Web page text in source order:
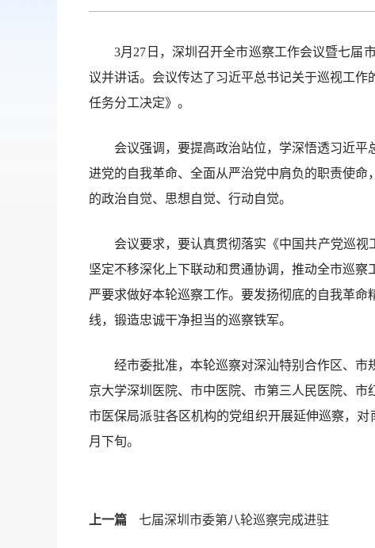
3月27日，深圳召开全市巡察工作会议暨七届市
议并讲话。会议传达了习近平总书记关于巡视工
任务分工决定》。
会议强调，要提高政治站位，学深悟透习近平
进党的自我革命、全面从严治党中肩负的职责使
的政治自觉、思想自觉、行动自觉。
会议要求，要认真贯彻落实《中国共产党巡视工
坚定不移深化上下联动和贯通协调，推动全市巡
严要求做好本轮巡察工作。要发扬彻底的自我革
线，锻造忠诚干净担当的巡察铁军。
经市委批准，本轮巡察对深汕特别合作区、市
京大学深圳医院、市中医院、市第三人民医院、市
市医保局派驻各区机构的党组织开展延伸巡察，
月下旬。
上一篇 七届深圳市委第八轮巡察完成进驻